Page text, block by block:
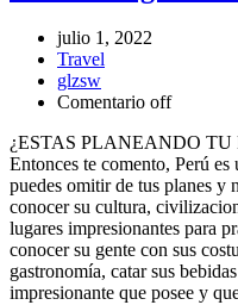
julio 1, 2022
Travel
glzsw
Comentario off
¿ESTAS PLANEANDO
Entonces te comento, Perú
puedes omitir de tus planes y
conocer su cultura,
lugares impresionantes para
conocer su gente con sus
gastronomía, catar sus
impresionante que posee y